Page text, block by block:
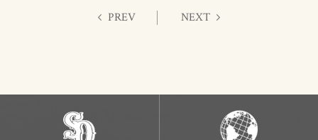
PREV NEXT